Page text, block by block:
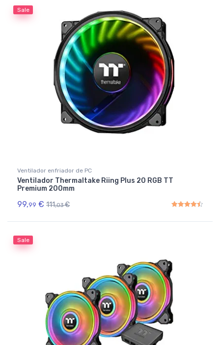
Sale
Ventilador enfriador de PC
Ventilador Thermaltake Riing Plus 20 RGB TT
Premium 200mm
99,99 € 111,03 €
Sale